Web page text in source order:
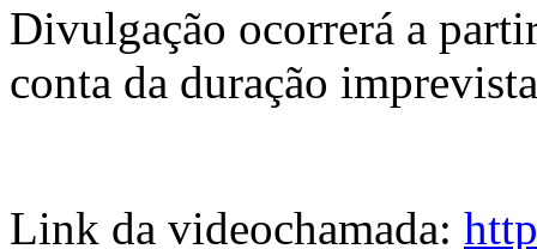
Divulgação ocorrerá a
conta da duração
Link da videochamada: